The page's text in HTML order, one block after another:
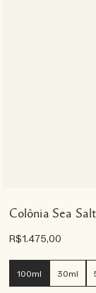
Colônia Sea
R$1.475,00
100ml 30ml